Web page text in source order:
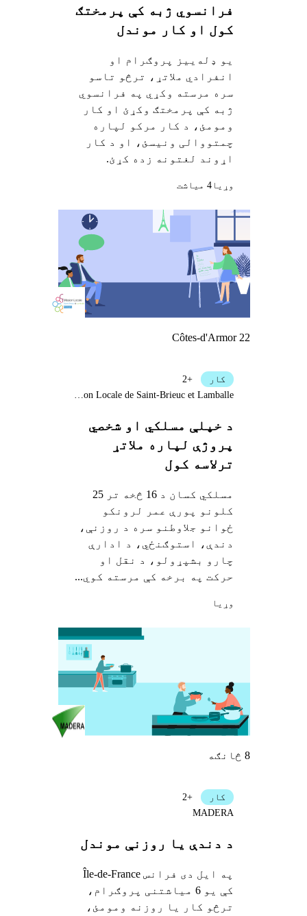
فرانسوي ژبه کې پرمختګ
کول او کار موندل
یو ډله‌ییز پروګرام او
انفرادي ملاتړ، ترڅو تاسو
سره مرسته وکړي په فرانسوي
ژبه کې پرمختګ وکړئ او کار
ومومئ، د کار مرکو لپاره
چمتووالی ونیسئ، او د کار
اړوند لغتونه زده کړئ.
وړيا4 میاشت
Côtes-d'Armor 22
د خپلې مسلکي او شخصي
پروژې لپاره ملاتړ
ترلاسه کول
مسلکي کسان د 16 څخه تر 25
کلونو پورې عمر لرونکو
ځوانو جلاوطنو سره د روزنې،
دندې، استوګنځي، د ادارې
چارو بشپړولو، د نقل او
حرکت په برخه کې مرسته کوي...
کار
+2
Mission Locale de Saint-Brieuc et Lamballe
وړيا
8 څانګه
د دندې یا روزنې موندل
په ایل دی فرانس Île-de-France
کې یو 6 میاشتنی پروګرام،
ترڅو کار یا روزنه ومومئ،
کار
+2
MADERA